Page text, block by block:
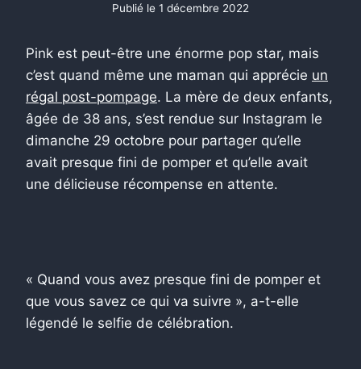
Publié le 1 décembre 2022
Pink est peut-être une énorme pop star, mais
c’est quand même une maman qui apprécie un
régal post-pompage. La mère de deux enfants,
âgée de 38 ans, s’est rendue sur Instagram le
dimanche 29 octobre pour partager qu’elle
avait presque fini de pomper et qu’elle avait
une délicieuse récompense en attente.
« Quand vous avez presque fini de pomper et
que vous savez ce qui va suivre », a-t-elle
légendé le selfie de célébration.